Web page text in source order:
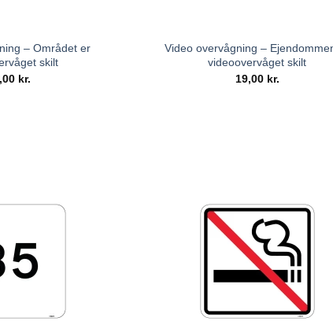
– Området er
skilt
kr.
Video overvågning –
videoovervåget skilt
19,00 kr.